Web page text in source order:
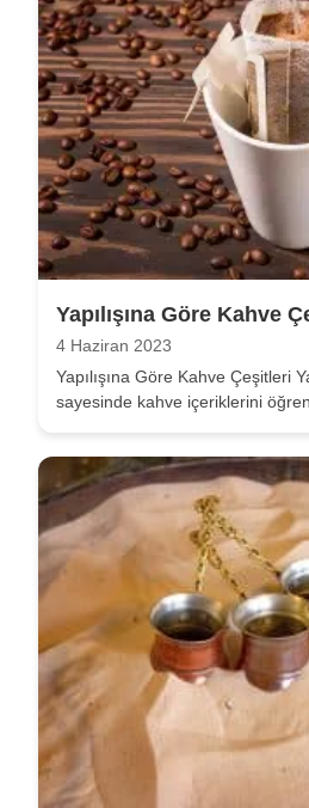
Yapılışına Göre Kahve
4 Haziran 2023
Yapılışına Göre Kahve Çeşitleri
sayesinde kahve içeriklerini